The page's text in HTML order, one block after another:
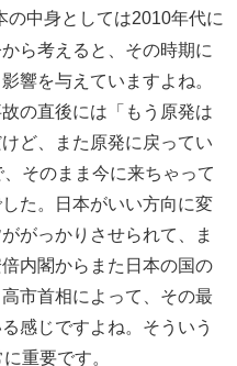
中身としては2010年代に
ら考えると、その時期に
響を与えていますよね。
の直後には「もう原発は
ど、また原発に戻ってい
そのまま今に来ちゃって
た。日本がいい方向に変
がっかりさせられて、ま
内閣からまた日本の国の
市首相によって、その最
感じですよね。そういう
重要です。